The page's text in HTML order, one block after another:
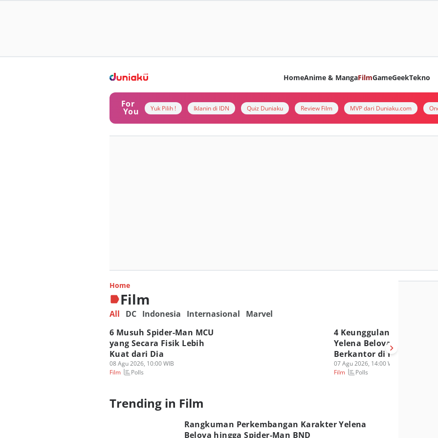
HomeAnime & MangaFilmGameGeekTekno
For
You Yuk Pilih ! Iklanin di IDN Quiz Duniaku Review Film MVP dari Duniaku.com
Home
Film
All DC Indonesia Internasional Marvel
08 Agu 2026, 11:00 WIB
Film
6 Musuh Spider-Man MCU
yang Secara Fisik Lebih
Kuat dari Dia
08 Agu 2026, 10:00 WIB
Film
Polls
4 Keunggulan Strategis
Yelena Belova Marvel
Berkantor di Pemandian
07 Agu 2026, 14:00 WIB
Film
Polls
Trending in Film
Rangkuman Perkembangan Karakter Yelena
Belova hingga Spider-Man BND